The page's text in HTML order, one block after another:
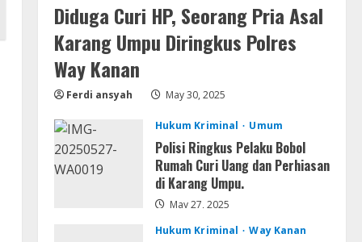
2
Resettools
Vpn One Click Cracked x86-x64
[no Virus]
GraphPad Prism Academic &
Corporate Cracked x86-x64 [no
Virus]
August 8, 2026
Diduga Curi HP, Seorang Pria Asal
Karang Umpu Diringkus Polres
Way Kanan
Ferdi ansyah May 30, 2025
Hukum Kriminal Umum
Polisi Ringkus Pelaku Bobol
Rumah Curi Uang dan Perhiasan
di Karang Umpu.
May 27, 2025
Hukum Kriminal
Way Kanan